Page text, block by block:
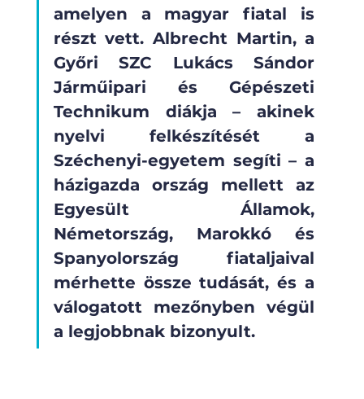
amelyen a magyar fiatal is
részt vett. Albrecht Martin, a
Győri SZC Lukács Sándor
Járműipari és Gépészeti
Technikum diákja – akinek
nyelvi felkészítését a
Széchenyi-egyetem segíti – a
házigazda ország mellett az
Egyesült Államok,
Németország, Marokkó és
Spanyolország fiataljaival
mérhette össze tudását, és a
válogatott mezőnyben végül
a legjobbnak bizonyult.